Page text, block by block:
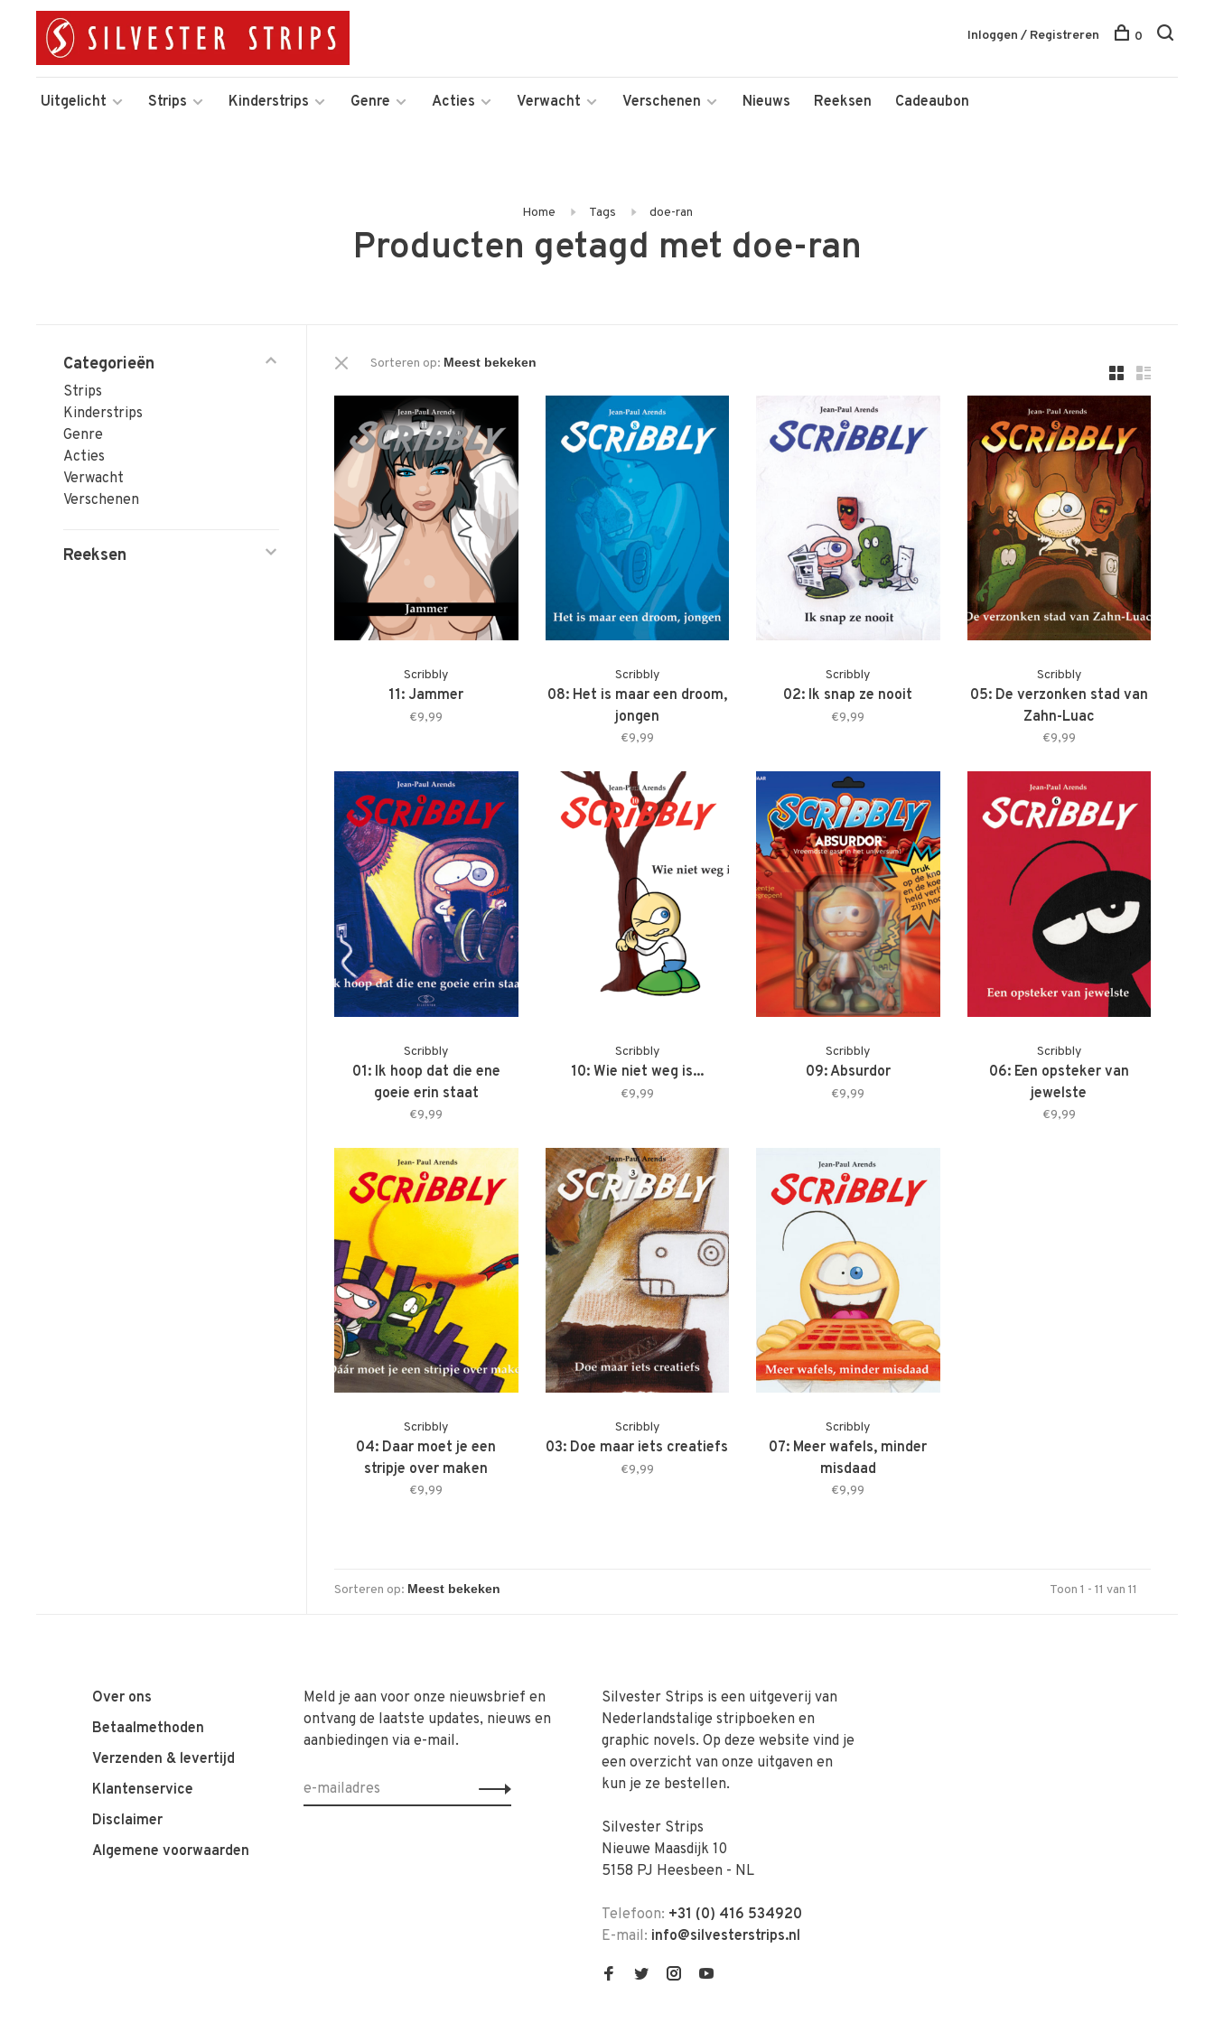
Uitgelicht Strips Kinderstrips Genre Acties Verwacht Verschenen Nieuws Reeksen Cadeaubon
Inloggen / Registreren 0
Home Tags doe-ran
Producten getagd met doe-ran
Categorieën
Strips
Kinderstrips
Genre
Acties
Verwacht
Verschenen
Reeksen
Sorteren op:
Scribbly
11: Jammer
€9,99
Scribbly
08: Het is maar een droom,
jongen
€9,99
Scribbly
02: Ik snap ze nooit
€9,99
Scribbly
05: De verzonken stad van
Zahn-Luac
€9,99
Scribbly
01: Ik hoop dat die ene
goeie erin staat
€9,99
Scribbly
10: Wie niet weg is...
€9,99
Scribbly
09: Absurdor
€9,99
Scribbly
06: Een opsteker van
jewelste
€9,99
Scribbly
04: Daar moet je een
stripje over maken
€9,99
Scribbly
03: Doe maar iets creatiefs
€9,99
Scribbly
07: Meer wafels, minder
misdaad
€9,99
Sorteren op: Toon 1 - 11 van 11
Over ons
Betaalmethoden
Verzenden & levertijd
Klantenservice
Disclaimer
Algemene voorwaarden
Meld je aan voor onze nieuwsbrief en
ontvang de laatste updates, nieuws en
aanbiedingen via e-mail.
Silvester Strips is een uitgeverij van
Nederlandstalige stripboeken en
graphic novels. Op deze website vind je
een overzicht van onze uitgaven en
kun je ze bestellen.
Silvester Strips
Nieuwe Maasdijk 10
5158 PJ Heesbeen - NL
Telefoon: +31 (0) 416 534920
E-mail: info@silvesterstrips.nl